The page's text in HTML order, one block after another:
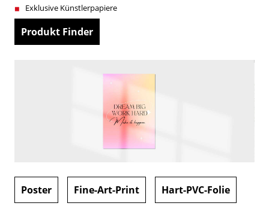
Exklusive Künstlerpapiere
Produkt Finder
Poster Fine-Art-Print Hart-PVC-Folie